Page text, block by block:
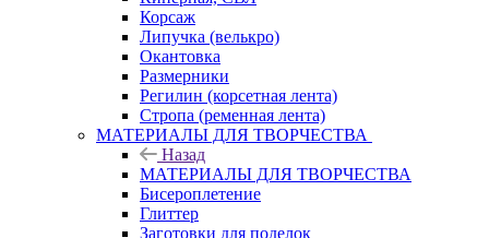
Корсаж
Липучка (велькро)
Окантовка
Размерники
Регилин (корсетная лента)
Стропа (ременная лента)
МАТЕРИАЛЫ ДЛЯ ТВОРЧЕСТВА
Назад
МАТЕРИАЛЫ ДЛЯ ТВОРЧЕСТВА
Бисероплетение
Глиттер
Заготовки для поделок